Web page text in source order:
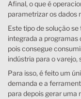
Afinal, o que é
parametrizar os dados
Este tipo de solução
integrada a programas
pois consegue
indústria para o varejo,
Para isso, é feito um
demanda e a
para depois gerar uma